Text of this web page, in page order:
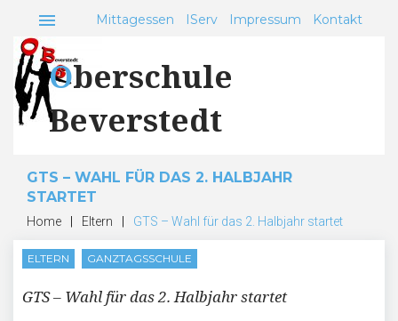
content
Mittagessen IServ Impressum Kontakt
Oberschule
Beverstedt
menu
GTS – WAHL FÜR DAS 2. HALBJAHR
STARTET
Home Eltern GTS – Wahl für das 2. Halbjahr startet
ELTERN GANZTAGSSCHULE
GTS – Wahl für das 2. Halbjahr startet